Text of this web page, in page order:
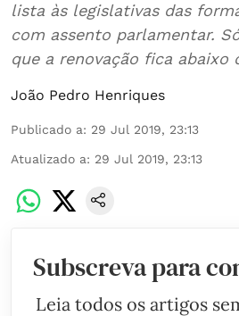
lista às legislativas das
com assento parlamentar.
que a renovação fica abaixo
João Pedro Henriques
Publicado a: 29 Jul 2019, 23:13
Atualizado a: 29 Jul 2019, 23:13
Subscreva para
Leia todos os artigos